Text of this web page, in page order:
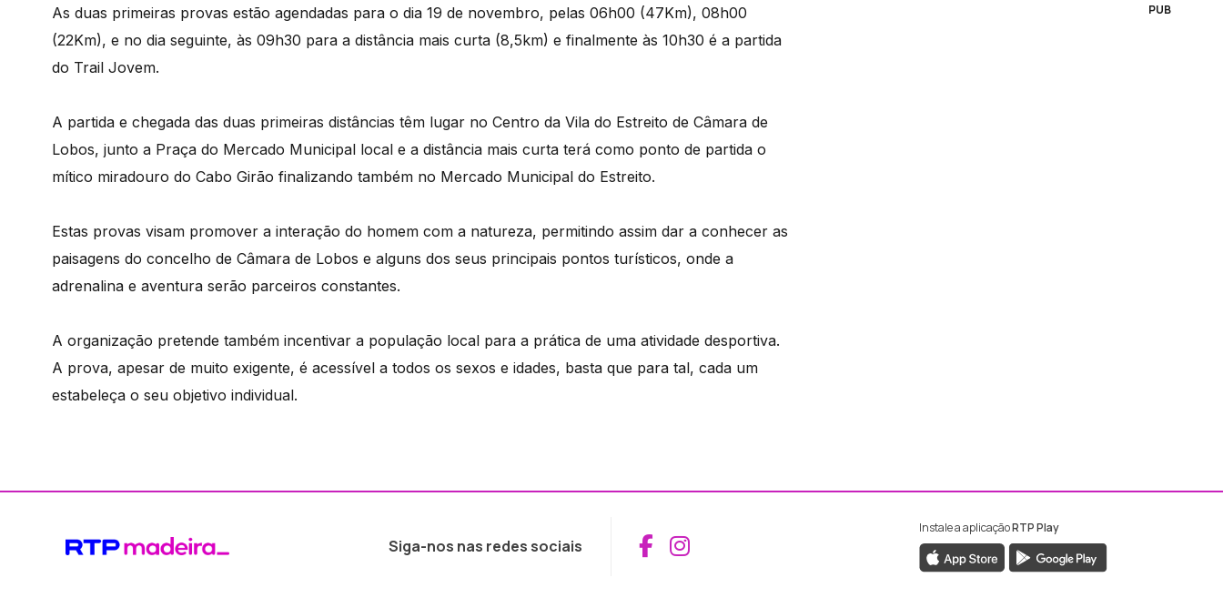
As duas primeiras provas estão agendadas para o dia 19 de novembro, pelas 06h00 (47Km), 08h00
(22Km), e no dia seguinte, às 09h30 para a distância mais curta (8,5km) e finalmente às 10h30 é a partida
do Trail Jovem.
A partida e chegada das duas primeiras distâncias têm lugar no Centro da Vila do Estreito de Câmara de
Lobos, junto a Praça do Mercado Municipal local e a distância mais curta terá como ponto de partida o
mítico miradouro do Cabo Girão finalizando também no Mercado Municipal do Estreito.
Estas provas visam promover a interação do homem com a natureza, permitindo assim dar a conhecer as
paisagens do concelho de Câmara de Lobos e alguns dos seus principais pontos turísticos, onde a
adrenalina e aventura serão parceiros constantes.
A organização pretende também incentivar a população local para a prática de uma atividade desportiva.
A prova, apesar de muito exigente, é acessível a todos os sexos e idades, basta que para tal, cada um
estabeleça o seu objetivo individual.
PUB
Siga-nos nas redes sociais Aceder ao Facebook da RTP Madeira
Aceder ao Instagram da RTP Madeira
Instale a aplicaçãoRTP Play